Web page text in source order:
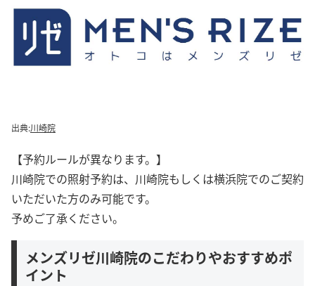
出典:川崎院
【予約ルールが異なります。】
川崎院での照射予約は、川崎院もしくは横浜院でのご契約
いただいた方のみ可能です。
予めご了承ください。
メンズリゼ川崎院のこだわりやおすすめポ
イント